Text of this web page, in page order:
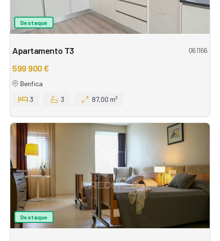
Destaque
Apartamento T3 061166
599 900 €
Benfica
3
3 87,00 m²
Destaque